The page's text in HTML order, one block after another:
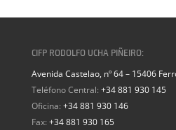
CIFP RODOLFO UCHA PIÑEIRO:
Avenida Castelao, nº 64 – 15406
Teléfono Central: +34 881 930 145
Oficina: +34 881 930 146
Fax: +34 881 930 165